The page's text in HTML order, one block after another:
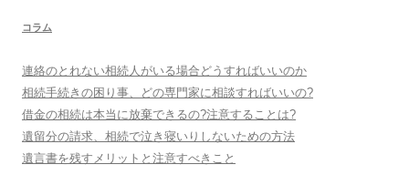
コラム
連絡のとれない相続人がいる場合どうすればいいのか
相続手続きの困り事、どの専門家に相談すればいいの?
借金の相続は本当に放棄できるの?注意することは?
遺留分の請求、相続で泣き寝いりしないための方法
遺言書を残すメリットと注意すべきこと